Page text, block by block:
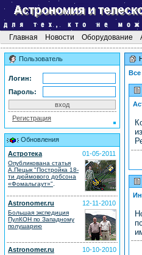
Главная Новости Оборудование
Пользователь
Логин:
Пароль:
Регистрация
Обновления
Астротека
01-05-2011
Опубликована статья
А.Пецык "Постройка 18-
ти дюймового добсона
«Фомальгаут»"
Astronomer.ru 12-11-2010
Большая экспедиция
ПулКОН по Западному
полушарию
Astronomer.ru 10-10-2010